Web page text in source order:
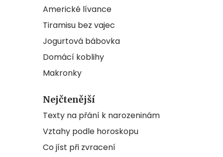
Americké lívance
Tiramisu bez vajec
Jogurtová bábovka
Domácí koblihy
Makronky
Nejčtenější
Texty na přání k narozeninám
Vztahy podle horoskopu
Co jíst při zvracení